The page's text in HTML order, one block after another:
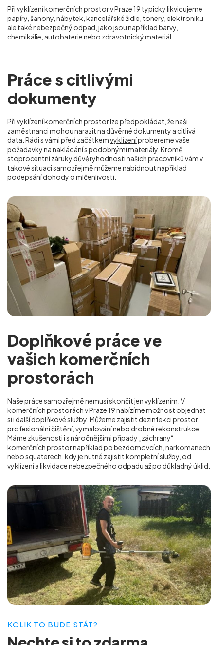
Při vyklízení komerčních prostor v Praze 19 typicky likvidujeme
papíry, šanony, nábytek, kancelářské židle, tonery, elektroniku
ale také nebezpečný odpad, jako jsou například barvy,
chemikálie, autobaterie nebo zdravotnický materiál.
Práce s citlivými
dokumenty
Při vyklízení komerčních prostor lze předpokládat, že naši
zaměstnanci mohou narazit na důvěrné dokumenty a citlivá
data. Rádi s vámi před začátkemvyklízeníprobereme vaše
požadavky na nakládání s podobnými materiály. Kromě
stoprocentní záruky důvěryhodnosti našich pracovníků vám v
takové situaci samozřejmě můžeme nabídnout například
podepsání dohody o mlčenlivosti.
Doplňkové práce ve
vašich komerčních
prostorách
Naše práce samozřejmě nemusí skončit jen vyklízením. V
komerčních prostorách v Praze 19 nabízíme možnost objednat
si i další doplňkové služby. Můžeme zajistit dezinfekci prostor,
profesionální čištění, vymalování nebo drobné rekonstrukce.
Máme zkušenosti i s náročnějšími případy „záchrany“
komerčních prostor například po bezdomovcích, narkomanech
nebo squaterech, kdy je nutné zajistit kompletní služby, od
vyklízení a likvidace nebezpečného odpadu až po důkladný úklid.
KOLIK TO BUDE STÁT?